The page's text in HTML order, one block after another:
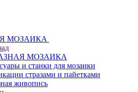
МОЗАИКА
МОЗАИКА
и станки для мозаики
стразами и пайетками
живопись